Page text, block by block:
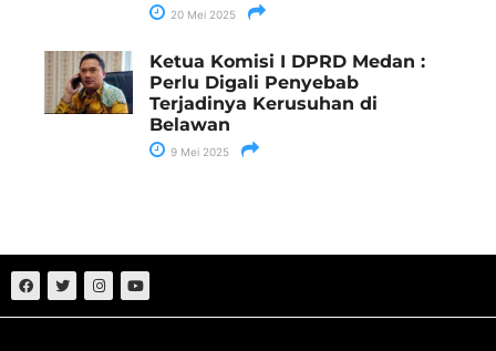
20 Mei 2025
Ketua Komisi I DPRD Medan :
Perlu Digali Penyebab
Terjadinya Kerusuhan di
Belawan
9 Mei 2025